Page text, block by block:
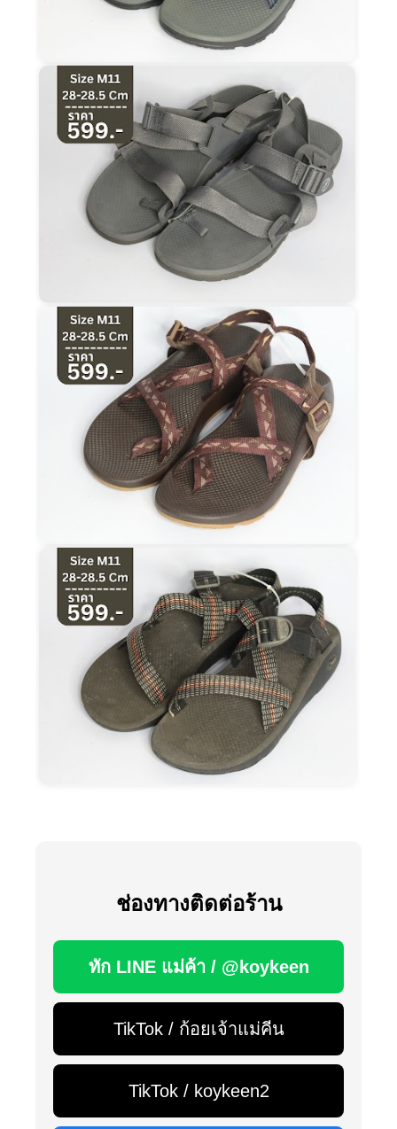
ช่องทางติดต่อร้าน
ทัก LINE แม่ค้า / @koykeen
TikTok / ก้อยเจ้าแม่คีน
TikTok / koykeen2